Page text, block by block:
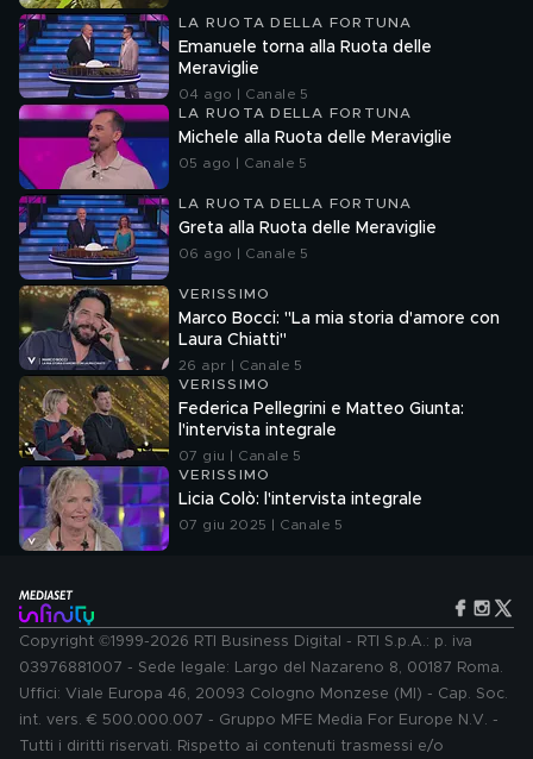
LA RUOTA DELLA FORTUNA
Emanuele torna alla Ruota delle
Meraviglie
04 ago | Canale 5
LA RUOTA DELLA FORTUNA
Michele alla Ruota delle Meraviglie
05 ago | Canale 5
LA RUOTA DELLA FORTUNA
Greta alla Ruota delle Meraviglie
06 ago | Canale 5
VERISSIMO
Marco Bocci: "La mia storia d'amore con
Laura Chiatti"
26 apr | Canale 5
VERISSIMO
Federica Pellegrini e Matteo Giunta:
l'intervista integrale
07 giu | Canale 5
VERISSIMO
Licia Colò: l'intervista integrale
07 giu 2025 | Canale 5
Copyright ©1999-2026 RTI Business Digital - RTI S.p.A.: p. iva
03976881007 - Sede legale: Largo del Nazareno 8, 00187 Roma.
Uffici: Viale Europa 46, 20093 Cologno Monzese (MI) - Cap. Soc.
int. vers. € 500.000.007 - Gruppo MFE Media For Europe N.V. -
Tutti i diritti riservati. Rispetto ai contenuti trasmessi e/o